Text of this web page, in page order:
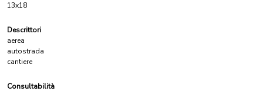
13x18
Descrittori
aerea
autostrada
cantiere
Consultabilità